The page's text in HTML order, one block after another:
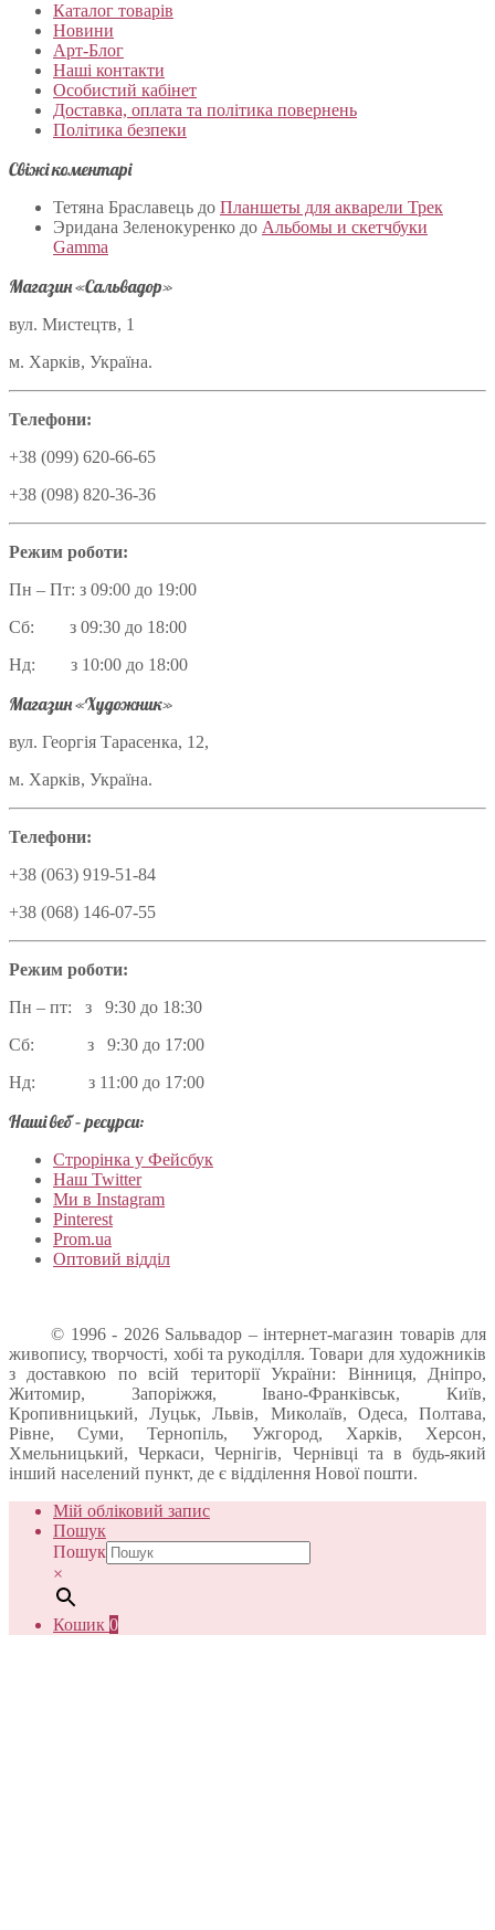
Каталог товарів
Новини
Арт-Блог
Наші контакти
Особистий кабінет
Доставка, оплата та політика повернень
Політика безпеки
Свіжі коментарі
Тетяна Браславець до Планшеты для акварели Трек
Эридана Зеленокуренко до Альбомы и скетчбуки
Gamma
Магазин «Сальвадор»
вул. Мистецтв, 1
м. Харків, Україна.
Телефони:
+38 (099) 620-66-65
+38 (098) 820-36-36
Режим роботи:
Пн – Пт: з 09:00 до 19:00
Сб: з 09:30 до 18:00
Нд: з 10:00 до 18:00
Магазин «Художник»
вул. Георгія Тарасенка, 12,
м. Харків, Україна.
Телефони:
+38 (063) 919-51-84
+38 (068) 146-07-55
Режим роботи:
Пн – пт: з 9:30 до 18:30
Сб: з 9:30 до 17:00
Нд: з 11:00 до 17:00
Наші веб – ресурси:
Строрінка у Фейсбук
Наш Twitter
Ми в Instagram
Pinterest
Prom.ua
Оптовий відділ
© 1996 - 2026 Sальвадор – інтернет-магазин товарів для
живопису, творчості, хобі та рукоділля. Товари для художників
з доставкою по всій території України: Вінниця, Дніпро,
Житомир, Запоріжжя, Івано-Франківськ, Київ,
Кропивницький, Луцьк, Львів, Миколаїв, Одеса, Полтава,
Рівне, Суми, Тернопіль, Ужгород, Харків, Херсон,
Хмельницький, Черкаси, Чернігів, Чернівці та в будь-який
інший населений пункт, де є відділення Нової пошти.
Мій обліковий запис
Пошук
Пошук
×
Кошик 0